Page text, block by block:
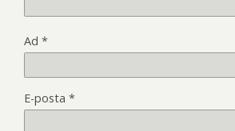
Ad *
E-posta *